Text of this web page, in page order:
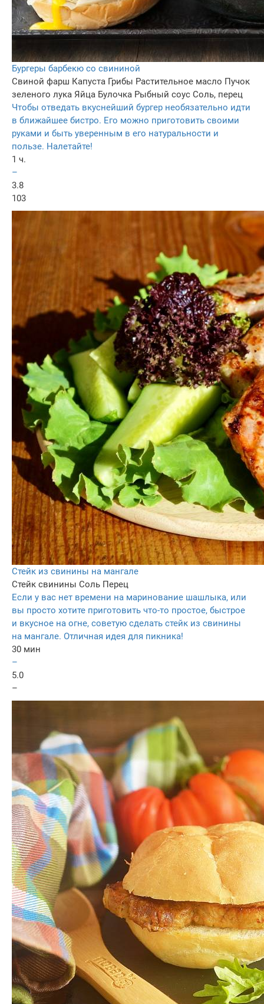
Бургеры барбекю со свининой
Свиной фарш Капуста Грибы Растительное масло Пучок
зеленого лука Яйца Булочка Рыбный соус Соль, перец
Чтобы отведать вкуснейший бургер необязательно идти
в ближайшее бистро. Его можно приготовить своими
руками и быть уверенным в его натуральности и
пользе. Налетайте!
1 ч.
–
3.8
103
Стейк из свинины на мангале
Стейк свинины Соль Перец
Если у вас нет времени на маринование шашлыка, или
вы просто хотите приготовить что-то простое, быстрое
и вкусное на огне, советую сделать стейк из свинины
на мангале. Отличная идея для пикника!
30 мин
–
5.0
–